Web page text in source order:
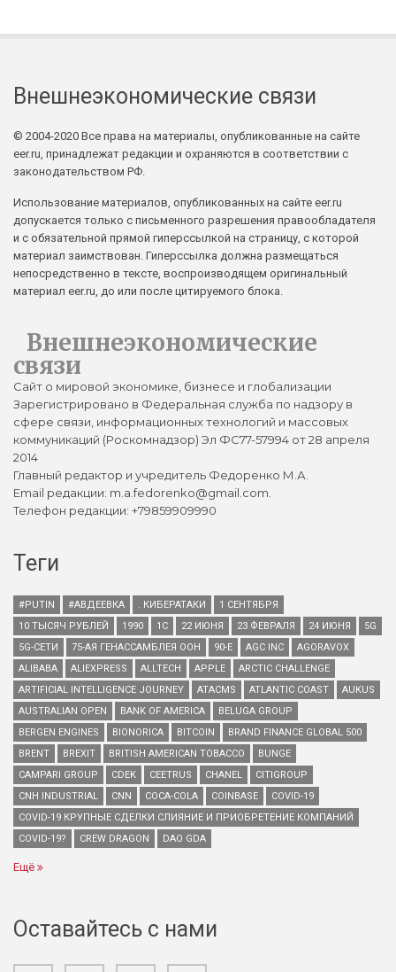
Внешнеэкономические связи
© 2004-2020 Все права на материалы, опубликованные на сайте
eer.ru, принадлежат редакции и охраняются в соответствии с
законодательством РФ.
Использование материалов, опубликованных на сайте eer.ru
допускается только с письменного разрешения правообладателя
и с обязательной прямой гиперссылкой на страницу, с которой
материал заимствован. Гиперссылка должна размещаться
непосредственно в тексте, воспроизводящем оригинальный
материал eer.ru, до или после цитируемого блока.
Внешнеэкономические
связи
Сайт о мировой экономике, бизнесе и глобализации
Зарегистрировано в Федеральная служба по надзору в
сфере связи, информационных технологий и массовых
коммуникаций (Роскомнадзор) Эл ФС77-57994 от 28 апреля
2014
Главный редактор и учредитель Федоренко М.А.
Email редакции: m.a.fedorenko@gmail.com.
Телефон редакции: +79859909990
Теги
#PUTIN #АВДЕЕВКА . КИБЕРАТАКИ
1 СЕНТЯБРЯ
10 ТЫСЯЧ РУБЛЕЙ
1990 1С 22 ИЮНЯ 23 ФЕВРАЛЯ 24 ИЮНЯ
5G
5G-СЕТИ
75-АЯ ГЕНАССАМБЛЕЯ ООН 90-Е AGC INC
AGORAVOX
ALIBABA
ALIEXPRESS ALLTECH APPLE
ARCTIC CHALLENGE
ARTIFICIAL INTELLIGENCE JOURNEY
ATACMS ATLANTIC COAST
AUKUS
AUSTRALIAN OPEN
BANK OF AMERICA
BELUGA GROUP
BERGEN ENGINES
BIONORICA BITCOIN
BRAND FINANCE GLOBAL 500
BRENT
BREXIT BRITISH AMERICAN TOBACCO
BUNGE
CAMPARI GROUP
CDEK CEETRUS CHANEL
CITIGROUP
CNH INDUSTRIAL
CNN COCA-COLA COINBASE
COVID-19
COVID-19 КРУПНЫЕ СДЕЛКИ СЛИЯНИЕ И ПРИОБРЕТЕНИЕ КОМПАНИЙ
COVID-19?
CREW DRAGON DAO GDA
Ещё
Оставайтесь с нами